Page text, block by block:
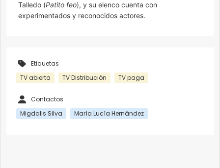
Talledo (Patito feo), y su elenco cuenta con
experimentados y reconocidos actores.
Etiquetas
TV abierta
TV Distribución TV paga
Contactos
Migdalis Silva
María Lucía Hernández